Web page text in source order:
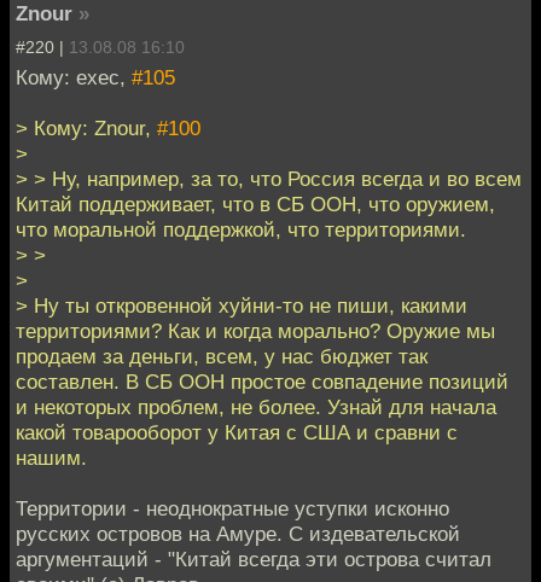
Znour »
#220 | 13.08.08 16:10
Кому: exec, #105
> Кому: Znour, #100
>
> > Ну, например, за то, что Россия всегда и во всем
Китай поддерживает, что в СБ ООН, что оружием,
что моральной поддержкой, что территориями.
> >
>
> Ну ты откровенной хуйни-то не пиши, какими
территориями? Как и когда морально? Оружие мы
продаем за деньги, всем, у нас бюджет так
составлен. В СБ ООН простое совпадение позиций
и некоторых проблем, не более. Узнай для начала
какой товарооборот у Китая с США и сравни с
нашим.
Территории - неоднократные уступки исконно
русских островов на Амуре. С издевательской
аргументаций - "Китай всегда эти острова считал